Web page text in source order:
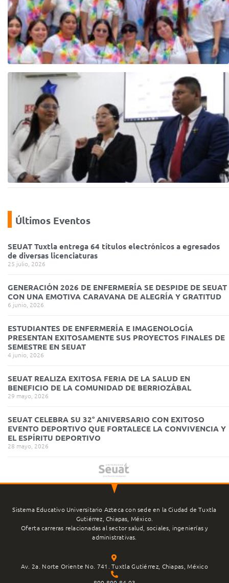
Últimos Eventos
SEUAT Tuxtla entrega 64 títulos electrónicos a egresados
de diversas licenciaturas
25 julio, 2026
GENERACIÓN 2026 DE ENFERMERÍA SE DESPIDE DE SEUAT
CON UNA EMOTIVA CARAVANA DE ALEGRÍA Y GRATITUD
6 junio, 2026
ESTUDIANTES DE ENFERMERÍA E IMAGENOLOGÍA
PRESENTAN EXITOSAMENTE SUS PROYECTOS FINALES DE
SEMESTRE EN SEUAT
4 junio, 2026
SEUAT REALIZA EXITOSA FERIA DE LA SALUD EN
BENEFICIO DE LA COMUNIDAD DE BERRIOZÁBAL
29 mayo, 2026
SEUAT CELEBRA SU 32° ANIVERSARIO CON EXITOSO
EVENTO DEPORTIVO QUE FORTALECE LA CONVIVENCIA Y
EL ESPÍRITU DEPORTIVO
28 mayo, 2026
Sistema Educativo Universitario Azteca con sede en la Ciudad de Tuxtla
Gutiérrez, Chiapas, México.
Oferta carreras relacionadas al sector salud, sociales, ingenierías y
administrativas.
Av. 2a. Norte Oriente No. 741. Tuxtla Gutiérrez, Chiapas, México